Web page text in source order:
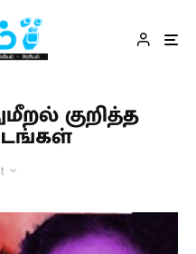
குறித்த